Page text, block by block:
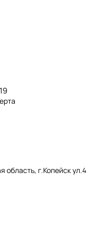
область, г.Копейск ул.4